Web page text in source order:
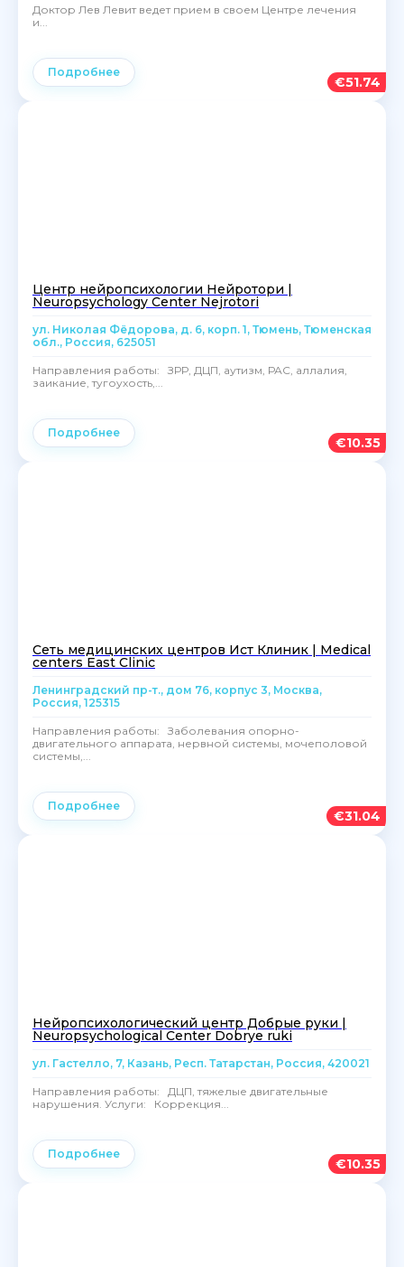
€51.74
Доктор Лев Левит ведет прием в своем Центре лечения
и...
Подробнее
€10.35
Центр нейропсихологии Нейротори |
Neuropsychology Center Nejrotori
ул. Николая Фёдорова, д. 6, корп. 1, Тюмень, Тюменская
обл., Россия, 625051
Направления работы: ЗРР, ДЦП, аутизм, РАС, аллалия,
заикание, тугоухость,...
Подробнее
€31.04
Сеть медицинских центров Ист Клиник | Medical
centers East Clinic
Ленинградский пр-т., дом 76, корпус 3, Москва,
Россия, 125315
Направления работы: Заболевания опорно-
двигательного аппарата, нервной системы, мочеполовой
системы,...
Подробнее
€10.35
Нейропсихологический центр Добрые руки |
Neuropsychological Center Dobrye ruki
ул. Гастелло, 7, Казань, Респ. Татарстан, Россия, 420021
Направления работы: ДЦП, тяжелые двигательные
нарушения. Услуги: Коррекция...
Подробнее